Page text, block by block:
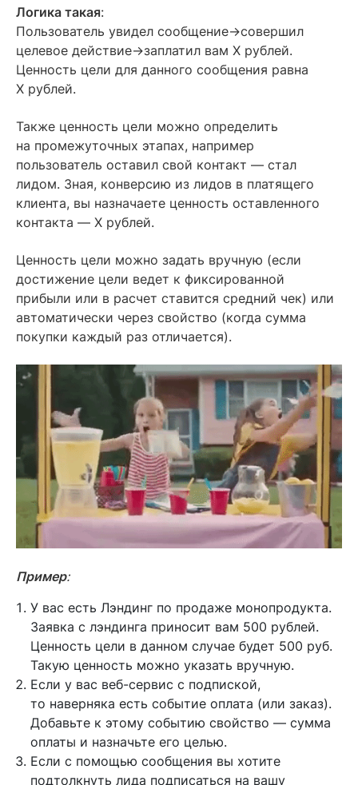
Логика такая:
Пользователь увидел сообщение->совершил
целевое действие->заплатил вам Х рублей.
Ценность цели для данного сообщения равна
Х рублей.
Также ценность цели можно определить
на промежуточных этапах, например
пользователь оставил свой контакт — стал
лидом. Зная, конверсию из лидов в платящего
клиента, вы назначаете ценность оставленного
контакта — X рублей.
Ценность цели можно задать вручную (если
достижение цели ведет к фиксированной
прибыли или в расчет ставится средний чек) или
автоматически через свойство (когда сумма
покупки каждый раз отличается).
Пример:
У вас есть Лэндинг по продаже монопродукта.
Заявка с лэндинга приносит вам 500 рублей.
Ценность цели в данном случае будет 500 руб.
Такую ценность можно указать вручную.
Если у вас веб-сервис с подпиской,
то наверняка есть событие оплата (или заказ).
Добавьте к этому событию свойство — сумма
оплаты и назначьте его целью.
Если с помощью сообщения вы хотите
подтолкнуть лида подписаться на вашу